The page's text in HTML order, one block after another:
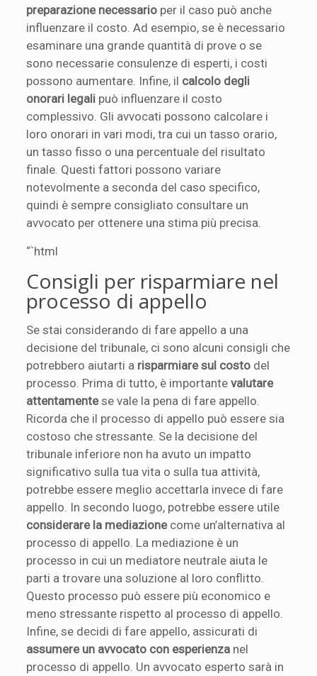
preparazione necessario per il caso può anche
influenzare il costo. Ad esempio, se è necessario
esaminare una grande quantità di prove o se
sono necessarie consulenze di esperti, i costi
possono aumentare. Infine, il calcolo degli
onorari legali può influenzare il costo
complessivo. Gli avvocati possono calcolare i
loro onorari in vari modi, tra cui un tasso orario,
un tasso fisso o una percentuale del risultato
finale. Questi fattori possono variare
notevolmente a seconda del caso specifico,
quindi è sempre consigliato consultare un
avvocato per ottenere una stima più precisa.
“`html
Consigli per risparmiare nel
processo di appello
Se stai considerando di fare appello a una
decisione del tribunale, ci sono alcuni consigli che
potrebbero aiutarti a risparmiare sul costo del
processo. Prima di tutto, è importantevalutare
attentamentese vale la pena di fare appello.
Ricorda che il processo di appello può essere sia
costoso che stressante. Se la decisione del
tribunale inferiore non ha avuto un impatto
significativo sulla tua vita o sulla tua attività,
potrebbe essere meglio accettarla invece di fare
appello. In secondo luogo, potrebbe essere utile
considerare la mediazionecome un’alternativa al
processo di appello. La mediazione è un
processo in cui un mediatore neutrale aiuta le
parti a trovare una soluzione al loro conflitto.
Questo processo può essere più economico e
meno stressante rispetto al processo di appello.
Infine, se decidi di fare appello, assicurati di
assumere un avvocato con esperienza nel
processo di appello. Un avvocato esperto sarà in